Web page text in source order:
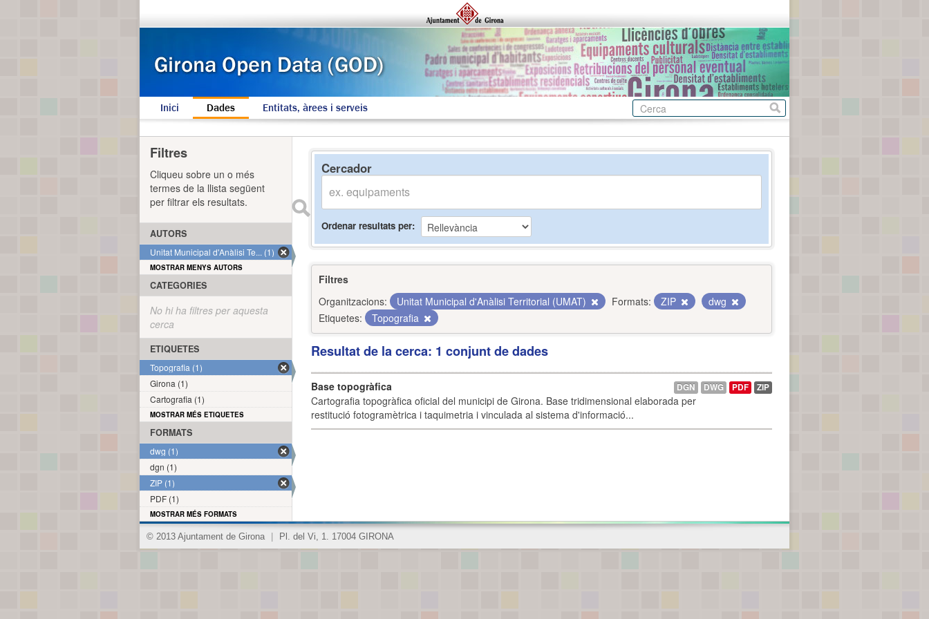
Inici Dades Entitats, àrees i serveis
Cercador
Ordenar resultats per
Filtres
Organitzacions:
Unitat Municipal d'Anàlisi Territorial (UMAT) Formats: ZIP
dwg
Etiquetes:
Topografia
Resultat de la cerca: 1 conjunt de dades
Base topogràfica
Cartografia topogràfica oficial del municipi de Girona. Base tridimensional elaborada per
restitució fotogramètrica i taquimetria i vinculada al sistema d'informació...
DGN DWG PDF ZIP
Filtres
Cliqueu sobre un o més
termes de la llista següent
per filtrar els resultats.
AUTORS
Unitat Municipal d'Anàlisi Te... (1)
MOSTRAR MENYS AUTORS
CATEGORIES
No hi ha filtres per aquesta
cerca
ETIQUETES
Topografia (1)
Girona (1)
Cartografia (1)
MOSTRAR MÉS ETIQUETES
FORMATS
dwg (1)
dgn (1)
ZIP (1)
PDF (1)
MOSTRAR MÉS FORMATS
© 2013 Ajuntament de Girona Pl. del Vi, 1. 17004 GIRONA